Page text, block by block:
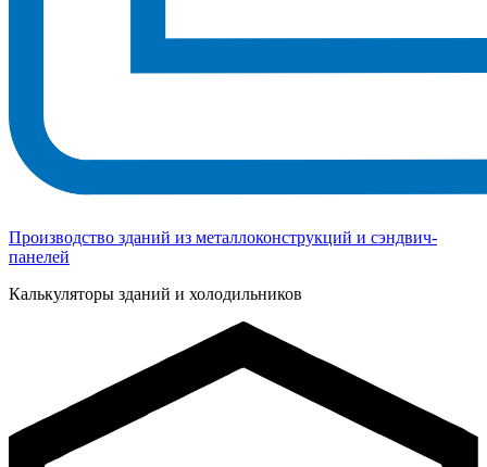
Производство зданий из металлоконструкций и сэндвич-
панелей
Калькуляторы зданий и холодильников